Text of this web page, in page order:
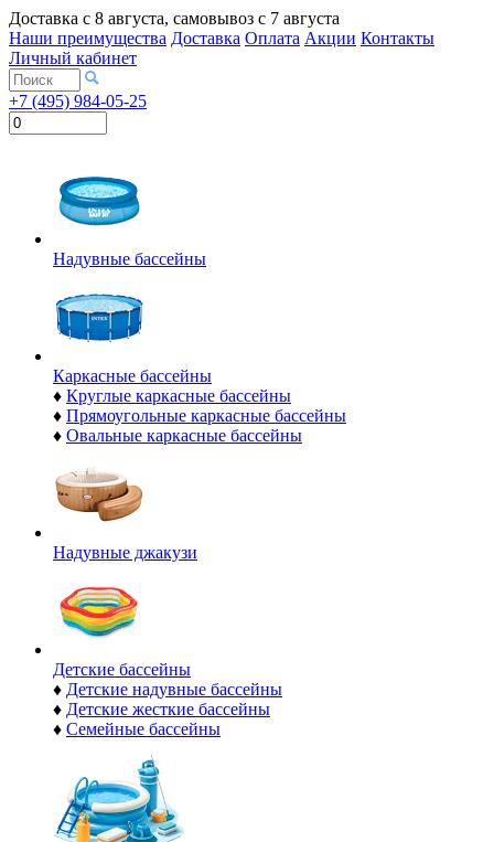
Доставка с 8 августа, самовывоз с 7 августа
Наши преимущества Доставка Оплата Акции Контакты
Личный кабинет
+7 (495) 984-05-25
Надувные бассейны
Каркасные бассейны
♦ Круглые каркасные бассейны
♦ Прямоугольные каркасные бассейны
♦ Овальные каркасные бассейны
Надувные джакузи
Детские бассейны
♦ Детские надувные бассейны
♦ Детские жесткие бассейны
♦ Семейные бассейны